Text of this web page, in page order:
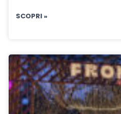
SCOPRI »